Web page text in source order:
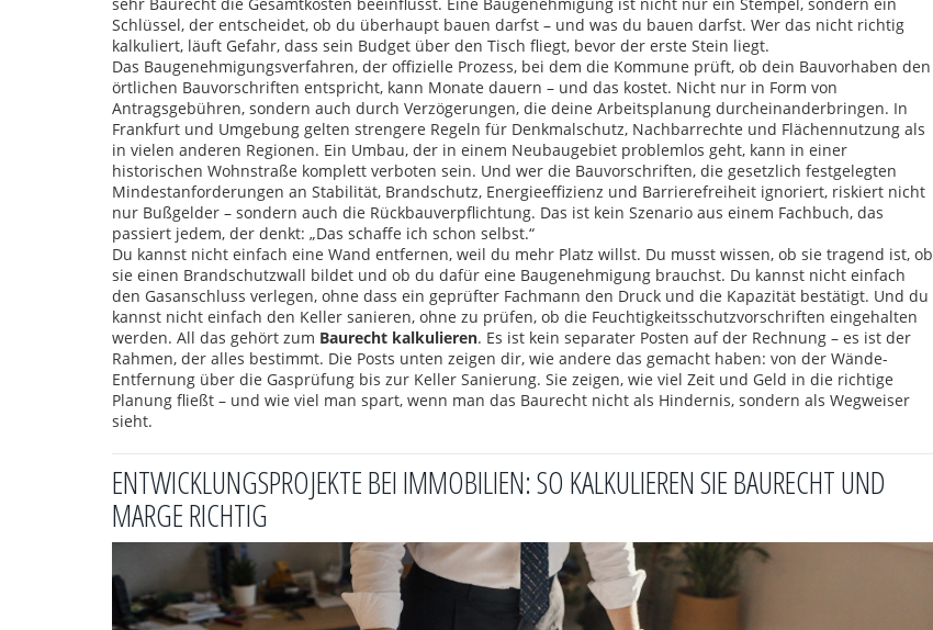
Schlüssel, der entscheidet, ob du überhaupt bauen darfst – und was du bauen darfst. Wer das nicht richtig
kalkuliert, läuft Gefahr, dass sein Budget über den Tisch fliegt, bevor der erste Stein liegt.
Das Baugenehmigungsverfahren, der offizielle Prozess, bei dem die Kommune prüft, ob dein Bauvorhaben den
örtlichen Bauvorschriften entspricht, kann Monate dauern – und das kostet. Nicht nur in Form von
Antragsgebühren, sondern auch durch Verzögerungen, die deine Arbeitsplanung durcheinanderbringen. In
Frankfurt und Umgebung gelten strengere Regeln für Denkmalschutz, Nachbarrechte und Flächennutzung als
in vielen anderen Regionen. Ein Umbau, der in einem Neubaugebiet problemlos geht, kann in einer
historischen Wohnstraße komplett verboten sein. Und wer die Bauvorschriften, die gesetzlich festgelegten
Mindestanforderungen an Stabilität, Brandschutz, Energieeffizienz und Barrierefreiheit ignoriert, riskiert nicht
nur Bußgelder – sondern auch die Rückbauverpflichtung. Das ist kein Szenario aus einem Fachbuch, das
passiert jedem, der denkt: „Das schaffe ich schon selbst.“
Du kannst nicht einfach eine Wand entfernen, weil du mehr Platz willst. Du musst wissen, ob sie tragend ist, ob
sie einen Brandschutzwall bildet und ob du dafür eine Baugenehmigung brauchst. Du kannst nicht einfach
den Gasanschluss verlegen, ohne dass ein geprüfter Fachmann den Druck und die Kapazität bestätigt. Und du
kannst nicht einfach den Keller sanieren, ohne zu prüfen, ob die Feuchtigkeitsschutzvorschriften eingehalten
werden. All das gehört zum Baurecht kalkulieren. Es ist kein separater Posten auf der Rechnung – es ist der
Rahmen, der alles bestimmt. Die Posts unten zeigen dir, wie andere das gemacht haben: von der Wände-
Entfernung über die Gasprüfung bis zur Keller Sanierung. Sie zeigen, wie viel Zeit und Geld in die richtige
Planung fließt – und wie viel man spart, wenn man das Baurecht nicht als Hindernis, sondern als Wegweiser
sieht.
ENTWICKLUNGSPROJEKTE BEI IMMOBILIEN: SO KALKULIEREN SIE BAURECHT UND
MARGE RICHTIG